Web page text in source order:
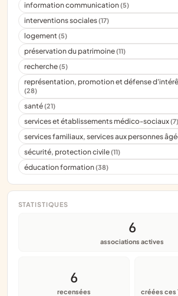
information communication(5)
interventions sociales(17)
logement(5)
préservation du patrimoine(11)
recherche(5)
représentation, promotion et défense
(28)
santé(21)
services et établissements médico-sociaux(7)
services familiaux, services aux personnes
sécurité, protection civile(11)
éducation formation(38)
STATISTIQUES
6
associations actives
6
recensées créées ces